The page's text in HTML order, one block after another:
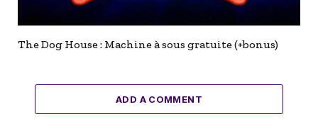
The Dog House : Machine à sous gratuite (+bonus)
ADD A COMMENT